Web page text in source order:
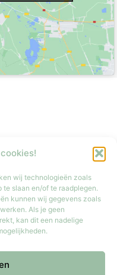
wij technologieën zoals
te slaan en/of te raadplegen.
kunnen wij gegevens zoals
Als je geen
kan dit een nadelige
Gesloten
9:30 tot 17:30
9:30 tot 17:00